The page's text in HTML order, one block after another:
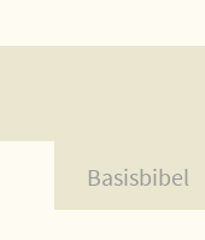
Basisbibel